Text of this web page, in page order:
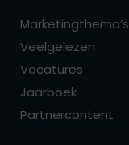
Marketingthema’s
Veelgelezen
Vacatures
Jaarboek
Partnercontent